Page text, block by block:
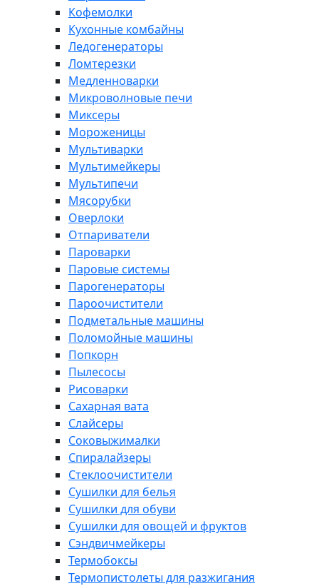
Кофемолки
Кухонные комбайны
Ледогенераторы
Ломтерезки
Медленноварки
Микроволновые печи
Миксеры
Мороженицы
Мультиварки
Мультимейкеры
Мультипечи
Мясорубки
Оверлоки
Отпариватели
Пароварки
Паровые системы
Парогенераторы
Пароочистители
Подметальные машины
Поломойные машины
Попкорн
Пылесосы
Рисоварки
Сахарная вата
Слайсеры
Соковыжималки
Спиралайзеры
Стеклоочистители
Сушилки для белья
Сушилки для обуви
Сушилки для овощей и фруктов
Сэндвичмейкеры
Термобоксы
Термопистолеты для разжигания